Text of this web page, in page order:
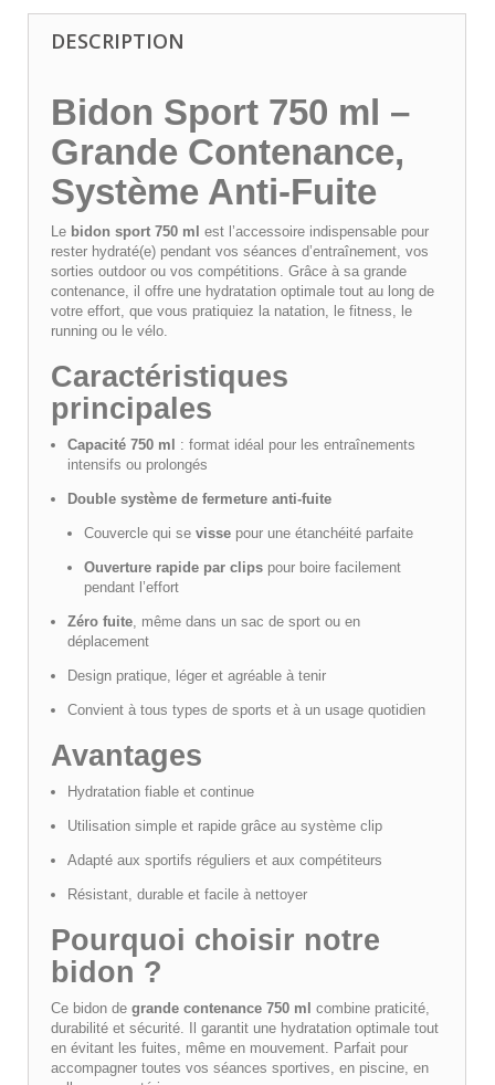
DESCRIPTION
Bidon Sport 750 ml –
Grande Contenance,
Système Anti-Fuite
Le bidon sport 750 ml est l’accessoire indispensable pour
rester hydraté(e) pendant vos séances d’entraînement, vos
sorties outdoor ou vos compétitions. Grâce à sa grande
contenance, il offre une hydratation optimale tout au long de
votre effort, que vous pratiquiez la natation, le fitness, le
running ou le vélo.
Caractéristiques
principales
Capacité 750 ml
: format idéal pour les entraînements
intensifs ou prolongés
Double système de fermeture anti-fuite
Couvercle qui se visse pour une étanchéité parfaite
Ouverture rapide par clips pour boire facilement
pendant l’effort
Zéro fuite, même dans un sac de sport ou en
déplacement
Design pratique, léger et agréable à tenir
Convient à tous types de sports et à un usage quotidien
Avantages
Hydratation fiable et continue
Utilisation simple et rapide grâce au système clip
Adapté aux sportifs réguliers et aux compétiteurs
Résistant, durable et facile à nettoyer
Pourquoi choisir notre
bidon ?
Ce bidon de grande contenance 750 ml combine praticité,
durabilité et sécurité. Il garantit une hydratation optimale tout
en évitant les fuites, même en mouvement. Parfait pour
accompagner toutes vos séances sportives, en piscine, en